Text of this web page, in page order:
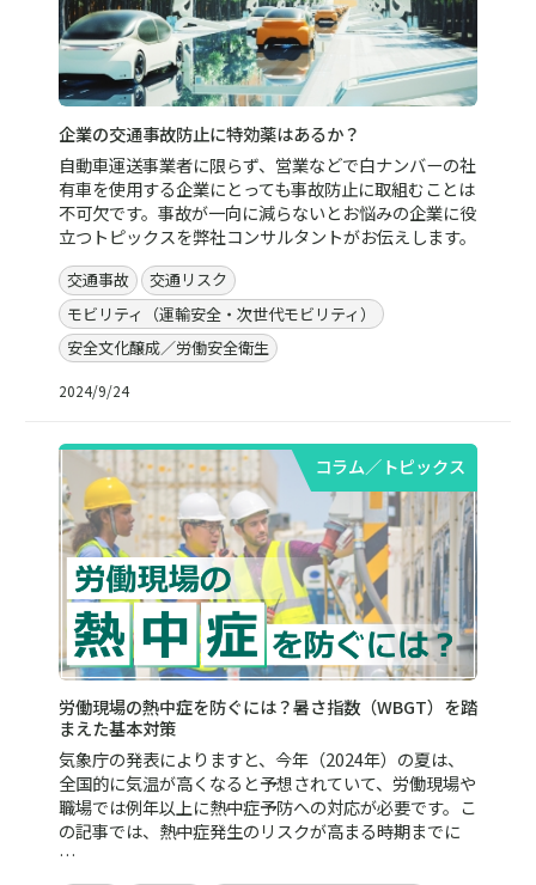
企業の交通事故防止に特効薬はあるか？
自動車運送事業者に限らず、営業などで白ナンバーの社
有車を使用する企業にとっても事故防止に取組むことは
不可欠です。事故が一向に減らないとお悩みの企業に役
立つトピックスを弊社コンサルタントがお伝えします。
交通事故
交通リスク
モビリティ（運輸安全・次世代モビリティ）
安全文化醸成／労働安全衛生
2024/9/24
コラム／トピックス
労働現場の熱中症を防ぐには？暑さ指数（WBGT）を踏
まえた基本対策
気象庁の発表によりますと、今年（2024年）の夏は、
全国的に気温が高くなると予想されていて、労働現場や
職場では例年以上に熱中症予防への対応が必要です。こ
の記事では、熱中症発生のリスクが高まる時期までに
…